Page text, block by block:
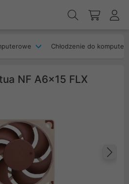
Chłodzenie do
NF A6x15 FLX